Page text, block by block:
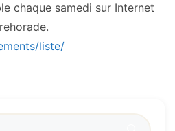
chaque samedi sur Internet
liste/